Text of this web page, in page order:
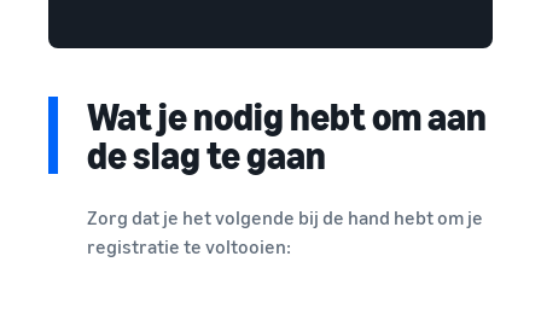
Wat je nodig hebt om aan
de slag te gaan
Zorg dat je het volgende bij de hand hebt om je
registratie te voltooien: